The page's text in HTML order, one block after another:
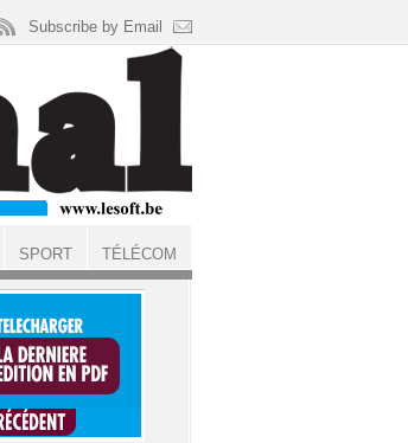
Subscribe by Email
SPORT TÉLÉCOM